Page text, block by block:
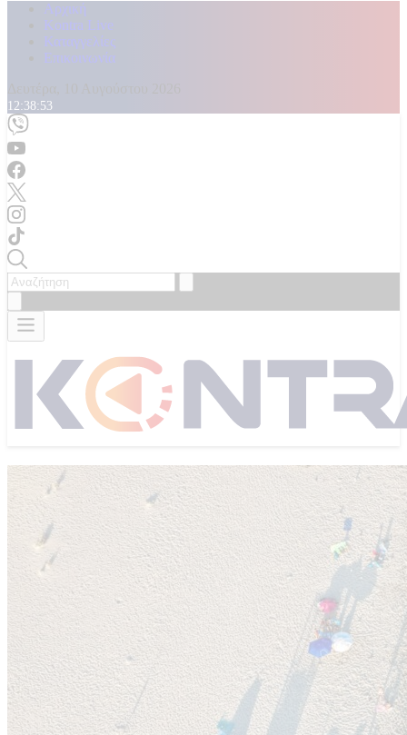
Αρχική
Kontra Live
Καταγγελίες
Επικοινωνία
12:38:55